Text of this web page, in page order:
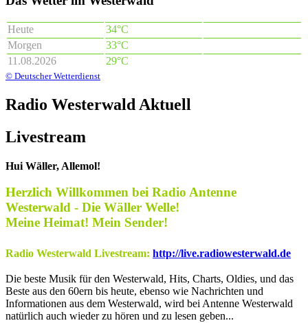
Heute
34°C
Morgen
33°C
11.08.2026
29°C
© Deutscher Wetterdienst
Radio Westerwald Aktuell
Livestream
Hui Wäller, Allemol!
Herzlich Willkommen bei Radio Antenne
Westerwald - Die Wäller Welle!
Meine Heimat! Mein Sender!
Radio Westerwald Livestream: http://live.radiowesterwald.de
Die beste Musik für den Westerwald, Hits, Charts, Oldies, und das
Beste aus den 60ern bis heute, ebenso wie Nachrichten und
Informationen aus dem Westerwald, wird bei Antenne Westerwald
natürlich auch wieder zu hören und zu lesen geben...